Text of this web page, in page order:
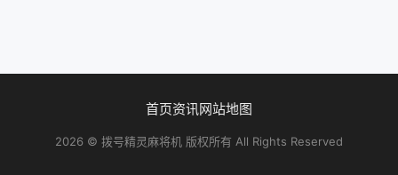
首页资讯网站地图
2026 © 拨号精灵麻将机 版权所有 All Rights Reserved